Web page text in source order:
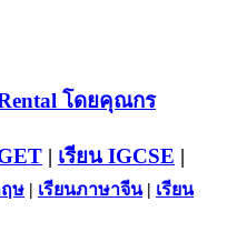
โดยคุณกร
| เรียน IGCSE |
ฤษ | เรียนภาษาจีน| เรียน